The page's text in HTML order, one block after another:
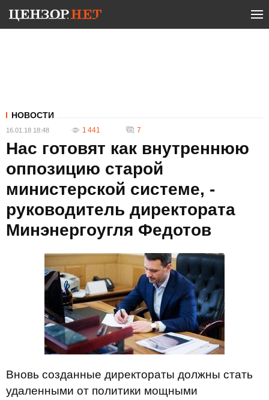
НОВОСТИ
16.01.18 18:48 1 441 7
Нас готовят как внутреннюю
оппозицию старой
министерской системе, -
руководитель директората
Минэнергоугля Федотов
Вновь созданные директораты должны стать
удаленными от политики мощными